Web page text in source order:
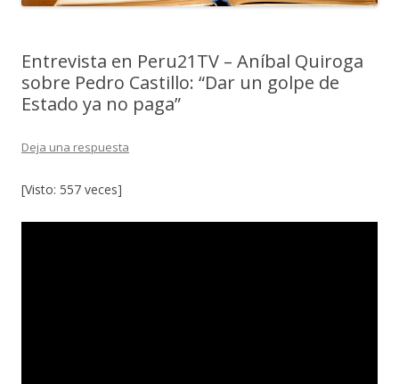
Entrevista en Peru21TV – Aníbal Quiroga
sobre Pedro Castillo: “Dar un golpe de
Estado ya no paga”
Deja una respuesta
[Visto: 557 veces]